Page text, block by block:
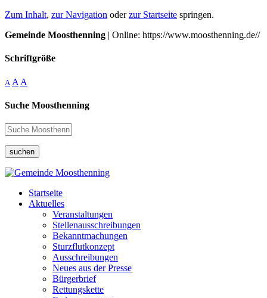
Zum Inhalt, zur Navigation oderzur Startseite springen.
Gemeinde Moosthenning | Online: https://www.moosthenning.de//
Schriftgröße
A A A
Suche Moosthenning
suchen
Startseite
Aktuelles
Veranstaltungen
Stellenausschreibungen
Bekanntmachungen
Sturzflutkonzept
Ausschreibungen
Neues aus der Presse
Bürgerbrief
Rettungskette